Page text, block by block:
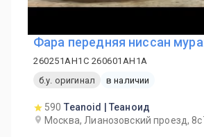
Фара передняя ниссан
260251AH1C 260601AH1A
б.у. оригинал
в наличии
590 Teanoid | Теаноид
Москва, Лианозовский проезд,